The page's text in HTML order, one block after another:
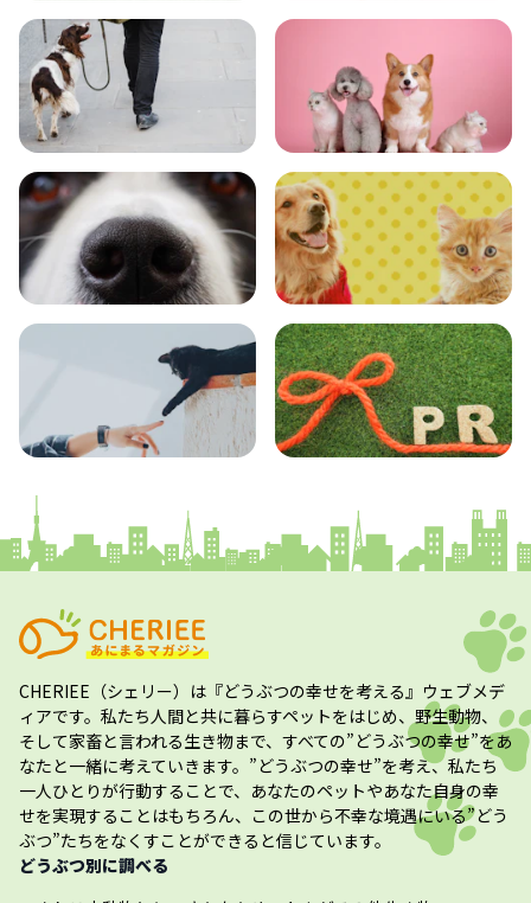
トレーニング グッズ
おでかけ 図鑑
エンタメ クイズ
CHERIEE（シェリー） は『どうぶつの幸せを考える』ウェブメデ
ィアです。私たち人間と共に暮らすペットをはじめ、野生動物、
そして家畜と言われる生き物まで、すべての”どうぶつの幸せ”をあ
なたと一緒に考えていきます。”どうぶつの幸せ”を考え、私たち
一人ひとりが行動することで、あなたのペットやあなた自身の幸
せを実現することはもちろん、この世から不幸な境遇にいる”どう
ぶつ”たちをなくすことができると信じています。
どうぶつ別に調べる